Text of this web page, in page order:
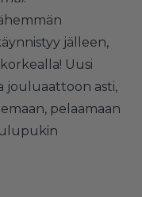
jälleen,
Uusi
jouluaattoon asti,
pelaamaan